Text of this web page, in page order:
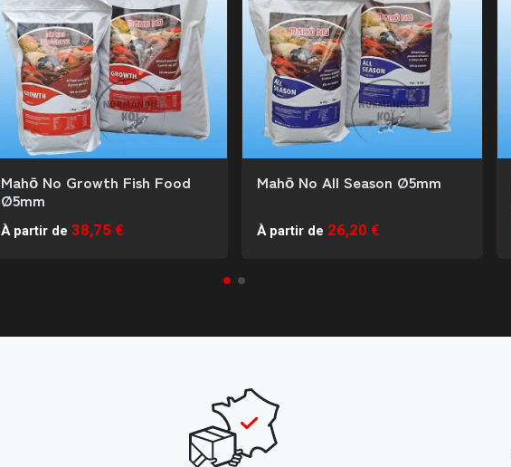
Mahō No Growth Fish Food
Ø5mm
À partir de 38,75 €
Mahō No All Season Ø5mm
À partir de 26,20 €